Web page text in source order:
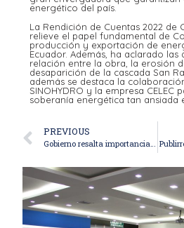
energético del país.
La Rendición de Cuentas 2022 de
relieve el papel fundamental de
producción y exportación de
Ecuador. Además, ha aclarado las
relación entre la obra, la erosión
desaparición de la cascada San
además se destaca la
SINOHYDRO y la empresa CELEC
soberanía energética tan ansiada
PREVIOUS
Gobierno resalta importancia de Coca Codo Sinclair en importante foro